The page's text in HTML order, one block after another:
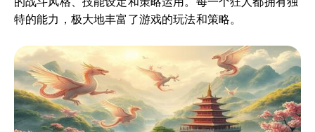
特的能力，极大地丰富了游戏的玩法和策略。